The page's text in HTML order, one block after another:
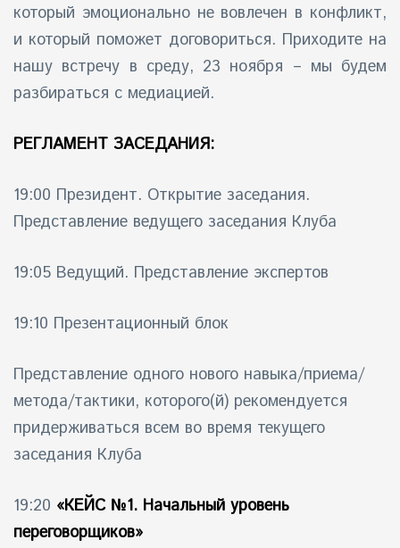
который эмоционально не вовлечен в конфликт,
и который поможет договориться. Приходите на
нашу встречу в среду, 23 ноября – мы будем
разбираться с медиацией.
РЕГЛАМЕНТ ЗАСЕДАНИЯ:
19:00 Президент. Открытие заседания.
Представление ведущего заседания Клуба
19:05 Ведущий. Представление экспертов
19:10 Презентационный блок
Представление одного нового навыка/приема/
метода/тактики, которого(й) рекомендуется
придерживаться всем во время текущего
заседания Клуба
19:20 «КЕЙС №1. Начальный уровень
переговорщиков»